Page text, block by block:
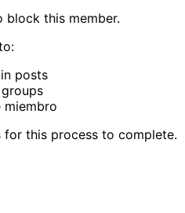
block this member.
posts
miembro
for this process to complete.